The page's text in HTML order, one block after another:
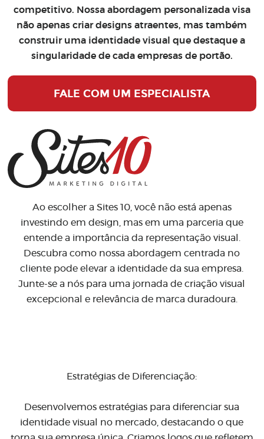
competitivo. Nossa abordagem personalizada visa
não apenas criar designs atraentes, mas também
construir uma identidade visual que destaque a
singularidade de cada empresas de portão.
FALE COM UM ESPECIALISTA
Ao escolher a Sites 10, você não está apenas
investindo em design, mas em uma parceria que
entende a importância da representação visual.
Descubra como nossa abordagem centrada no
cliente pode elevar a identidade da sua empresa.
Junte-se a nós para uma jornada de criação visual
excepcional e relevância de marca duradoura.
Estratégias de Diferenciação:
Desenvolvemos estratégias para diferenciar sua
identidade visual no mercado, destacando o que